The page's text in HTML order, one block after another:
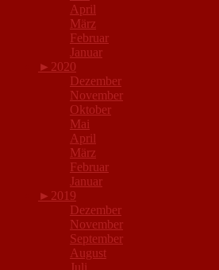
April
März
Februar
Januar
► 2020
Dezember
November
Oktober
Mai
April
März
Februar
Januar
► 2019
Dezember
November
September
August
Juli